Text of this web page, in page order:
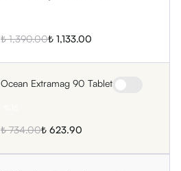
₺ 1,390.00₺ 1,133.00
Ocean Extramag 90 Tablet
₺ 734.00₺ 623.90